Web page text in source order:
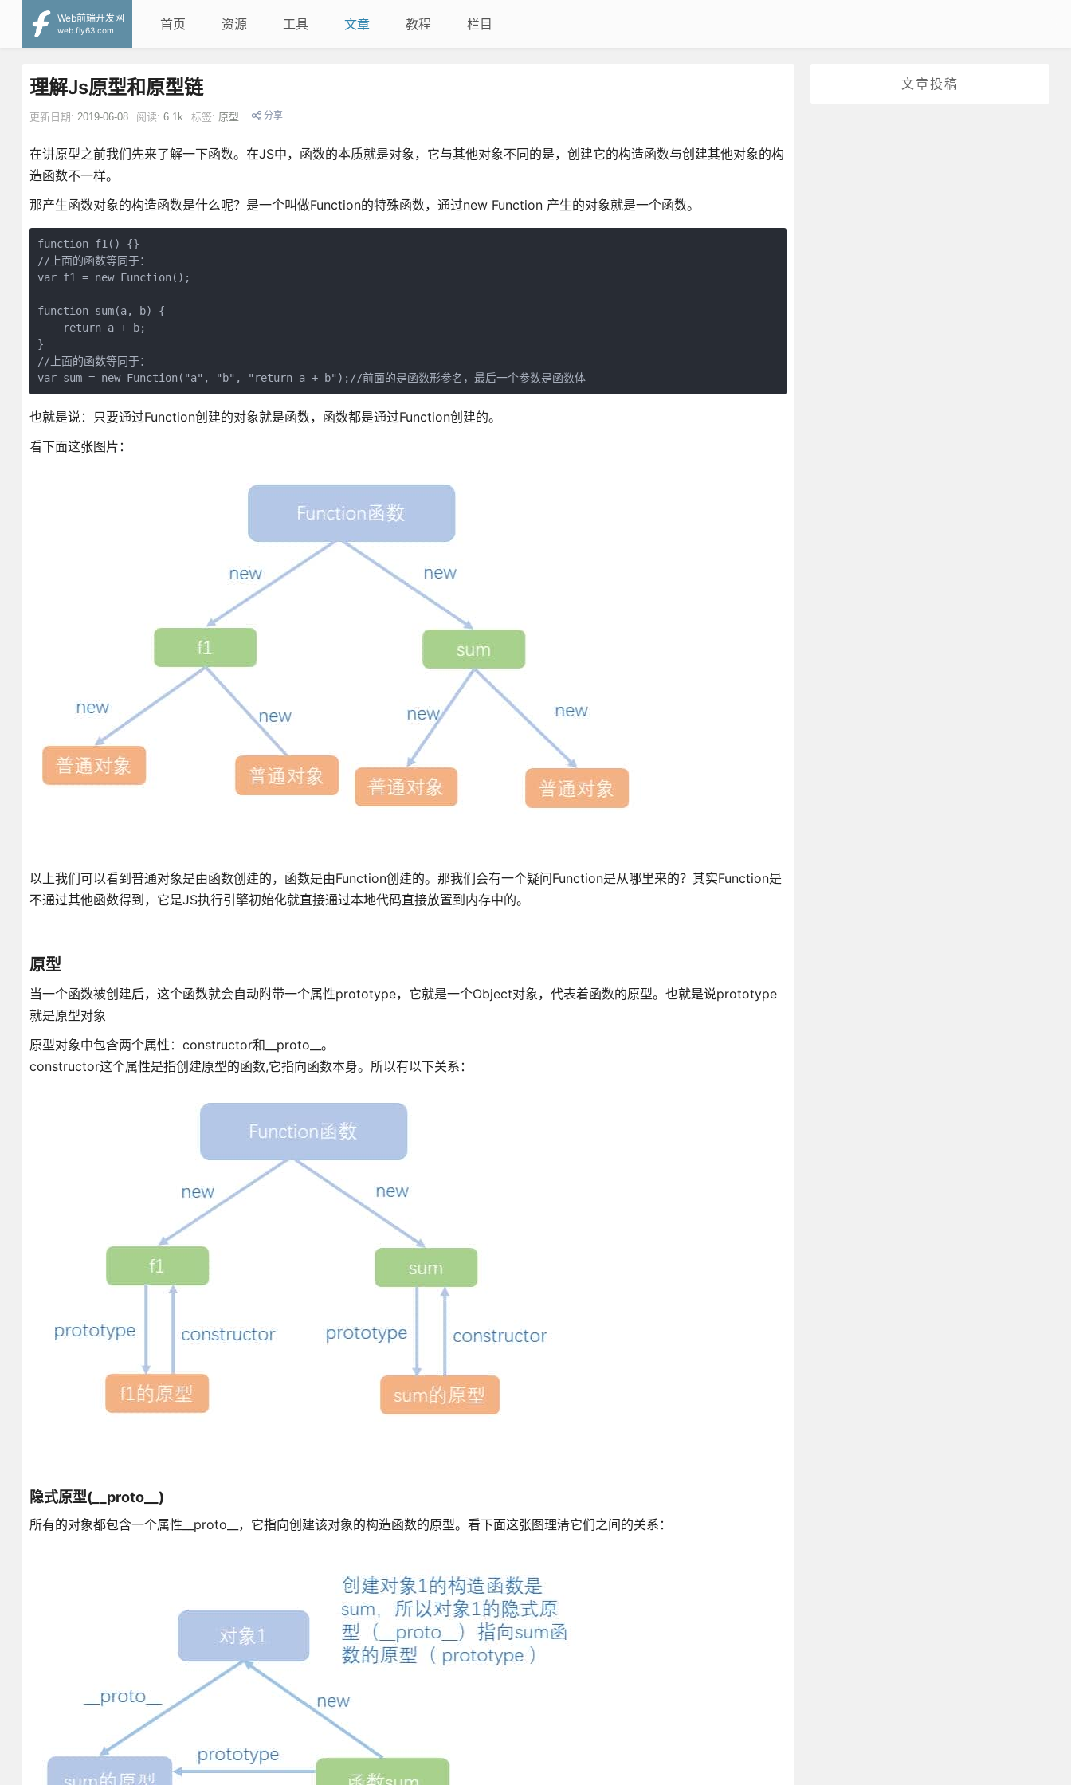
Web前端开发网
web.fly63.com
首页 资源 工具 文章 教程 栏目
文章投稿
理解Js原型和原型链
更新日期: 2019-06-08 阅读: 6.1k 标签: 原型 分享
在讲原型之前我们先来了解一下函数。在JS中，函数的本质就是对象，它与其他对象不同的是，创建它的构造函数与创建其他对象的构
造函数不一样。
那产生函数对象的构造函数是什么呢？是一个叫做Function的特殊函数，通过new Function 产生的对象就是一个函数。
function f1() {}
//上面的函数等同于：
var f1 = new Function();
function sum(a, b) {
    return a + b;
}
//上面的函数等同于：
var sum = new Function("a", "b", "return a + b");//前面的是函数形参名，最后一个参数是函数体
也就是说：只要通过Function创建的对象就是函数，函数都是通过Function创建的。
看下面这张图片：
以上我们可以看到普通对象是由函数创建的，函数是由Function创建的。那我们会有一个疑问Function是从哪里来的？其实Function是
不通过其他函数得到，它是JS执行引擎初始化就直接通过本地代码直接放置到内存中的。
原型
当一个函数被创建后，这个函数就会自动附带一个属性prototype，它就是一个Object对象，代表着函数的原型。也就是说prototype
就是原型对象
原型对象中包含两个属性：constructor和__proto__。
constructor这个属性是指创建原型的函数,它指向函数本身。所以有以下关系：
隐式原型(__proto__)
所有的对象都包含一个属性__proto__，它指向创建该对象的构造函数的原型。看下面这张图理清它们之间的关系：